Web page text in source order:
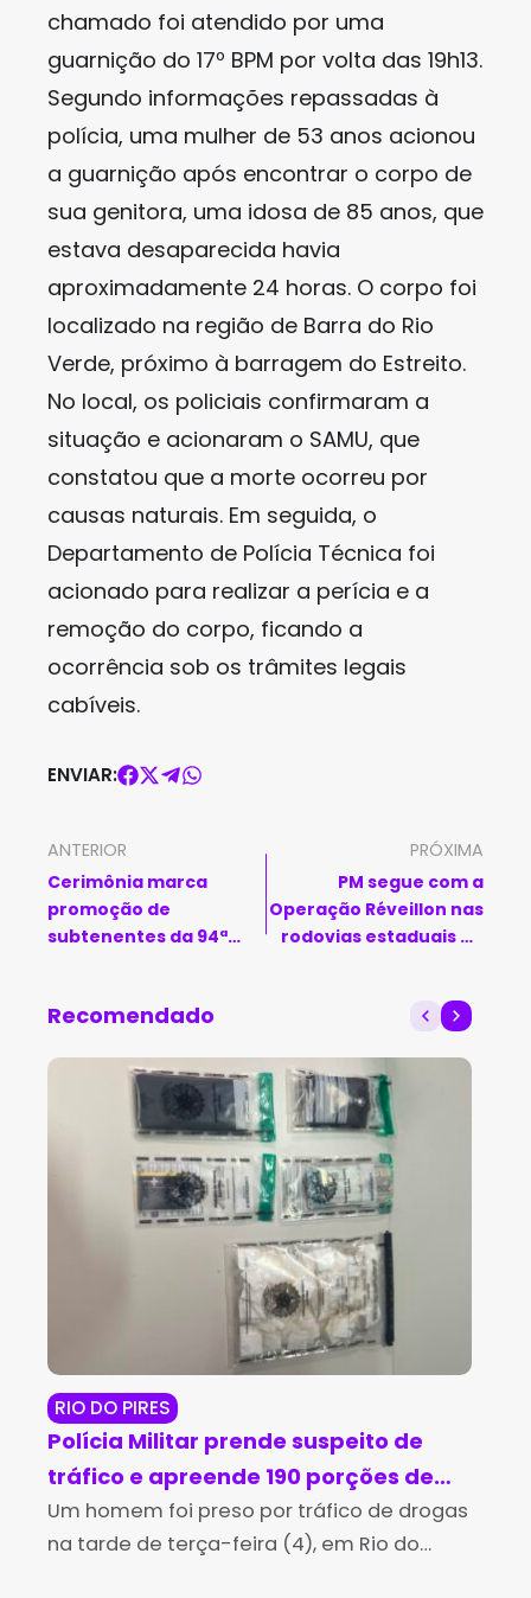
chamado foi atendido por uma
guarnição do 17º BPM por volta das 19h13.
Segundo informações repassadas à
polícia, uma mulher de 53 anos acionou
a guarnição após encontrar o corpo de
sua genitora, uma idosa de 85 anos, que
estava desaparecida havia
aproximadamente 24 horas. O corpo foi
localizado na região de Barra do Rio
Verde, próximo à barragem do Estreito.
No local, os policiais confirmaram a
situação e acionaram o SAMU, que
constatou que a morte ocorreu por
causas naturais. Em seguida, o
Departamento de Polícia Técnica foi
acionado para realizar a perícia e a
remoção do corpo, ficando a
ocorrência sob os trâmites legais
cabíveis.
ENVIAR:
ANTERIOR
Cerimônia marca
promoção de
subtenentes da 94ª
PRÓXIMA
PM segue com a
Operação Réveillon nas
rodovias estaduais da
Recomendado
RIO DO PIRES
Polícia Militar prende suspeito de
tráfico e apreende 190 porções de
cocaína em Rio do Pires
Um homem foi preso por tráfico de drogas
na tarde de terça-feira (4), em Rio do